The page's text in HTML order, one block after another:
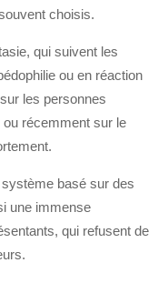
choisis.
qui suivent les
ou en réaction
les personnes
récemment sur le
système basé sur des
une immense
qui refusent de